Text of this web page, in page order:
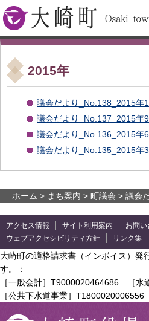
大崎町
2015年
議会だより_No.138_2015年
議会だより_No.137_2015年
議会だより_No.136_2015年
議会だより_No.135_2015年
ホーム > まち案内 > 町議会 > 議会
アクセス情報 サイト利用案内
お問
ウェブアクセシビリティ方針
リンク集
大崎町の適格請求書（インボイス）発
す。：
［一般会計］T9000020464686 ［
［公共下水道事業］T1800020006556